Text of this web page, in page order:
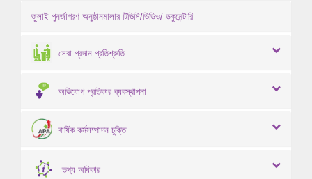
জুলাই পুনর্জাগরণ অনুষ্ঠানমালার টিভিসি/ভিডিও/ ডকুমেন্টারি
সেবা প্রদান প্রতিশ্রুতি
অভিযোগ প্রতিকার ব্যবস্থাপনা
বার্ষিক কর্মসম্পাদন চুক্তি
তথ্য অধিকার